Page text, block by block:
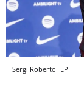
Sergi Roberto EP